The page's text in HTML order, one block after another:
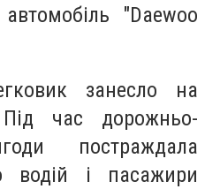
"Daewoo
занесло на
час дорожньо-
постраждала
водій і пасажири